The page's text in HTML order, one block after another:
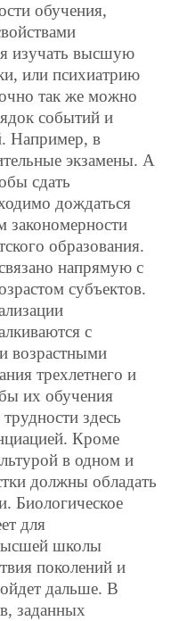
обучения,
изучать высшую
или психиатрию
так же можно
событий и
Например, в
экзамены. А
сдать
дождаться
закономерности
образования.
напрямую с
субъектов.
с
возрастными
трехлетнего и
их обучения
здесь
Кроме
в одном и
должны обладать
Биологическое
для
школы
поколений и
дальше. В
заданных